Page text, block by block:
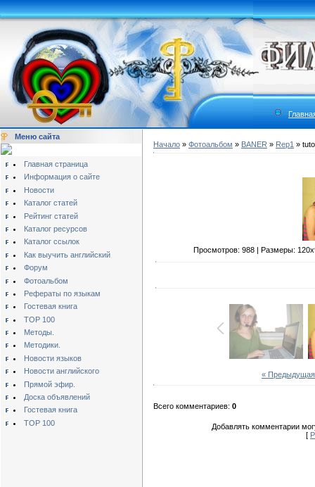
Меню сайта
Главная страница
Информация о сайте
Новости
Каталог статей
Рейтинг статей
Каталог ресурсов
Каталог ссылок
Как выучить английский
Форум
Фотоальбом
Рефераты по языкам
Гостевая книга
TOP 100
Методы.
Методики.
Новости языков
Новости английского
Прямой эфир.
Доска объявлений
Гостевая книга
TOP 100
Начало » Фотоальбом » BANER » Rep1 »
Просмотров: 988 | Размеры:
« Предыдущая
Всего комментариев: 0
Добавлять комментарии
[